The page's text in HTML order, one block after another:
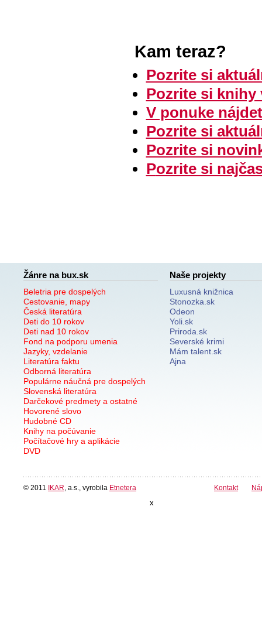
Kam teraz?
Pozrite si
Pozrite si knihy
V ponuke
Pozrite si
Pozrite si
Pozrite si
Žánre na bux.sk
Beletria pre dospelých
Cestovanie, mapy
Česká literatúra
Deti do 10 rokov
Deti nad 10 rokov
Fond na podporu umenia
Jazyky, vzdelanie
Literatúra faktu
Odborná literatúra
Populárne náučná pre dospelých
Slovenská literatúra
Darčekové predmety a ostatné
Hovorené slovo
Hudobné CD
Knihy na počúvanie
Počítačové hry a aplikácie
DVD
Naše projekty
Luxusná knižnica
Stonozka.sk
Odeon
Yoli.sk
Priroda.sk
Severské krimi
Mám talent.sk
Ajna
© 2011 IKAR , a.s., vyrobila Etnetera Kontakt
x